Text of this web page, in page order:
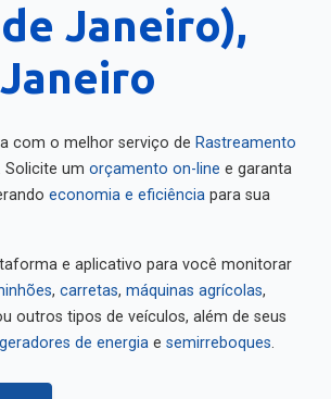
Janeiro),
com o melhor serviço de Rastreamento
Solicite um orçamento on-line e garanta
economia e eficiência para sua
e aplicativo para você monitorar
, carretas, máquinas agrícolas,
outros tipos de veículos, além de seus
geradores de energia e semirreboques.